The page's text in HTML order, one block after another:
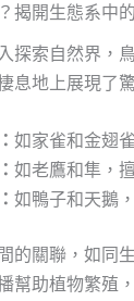
揭開生態系中
探索自然界，
息地上展現了
如家雀和金翅
如老鷹和隼，
如鴨子和天鵝
的關聯，如同
幫助植物繁殖